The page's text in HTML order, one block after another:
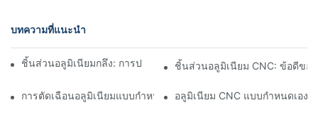
บทความที่แนะนำ
ชิ้นส่วนอลูมิเนียมกลึง: การปรับแต่งสำหรับตลาดเฉพาะกลุ่ม
ชิ้นส่วนอลูมิเนียม CNC: ข้อดีขอ
การตัดเฉือนอลูมิเนียมแบบกำหนดเอง: การสำรวจนวัตกรรมอุตสาหก
อลูมิเนียม CNC แบบกำหนดเอง